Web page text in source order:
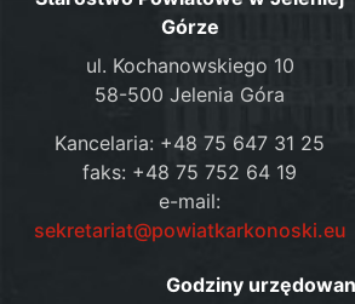
Górze
ul. Kochanowskiego 10
58-500 Jelenia Góra
Kancelaria: +48 75 647 31 25
faks: +48 75 752 64 19
e-mail:
sekretariat@powiatkarkonoski.eu
Godziny